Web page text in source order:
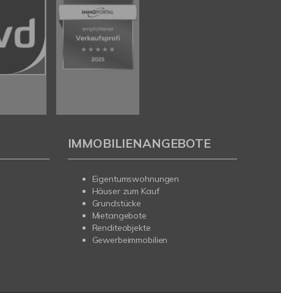
IMMOBILIENANGEBOTE
Eigentumswohnungen
Häuser zum Kauf
Grundstücke
Mietangebote
Renditeobjekte
Gewerbeimmobilien